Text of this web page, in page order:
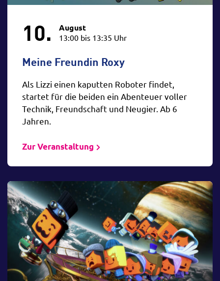
10. August
13:00 bis 13:35 Uhr
Meine Freundin Roxy
Als Lizzi einen kaputten Roboter findet,
startet für die beiden ein Abenteuer voller
Technik, Freundschaft und Neugier. Ab 6
Jahren.
Zur Veranstaltung